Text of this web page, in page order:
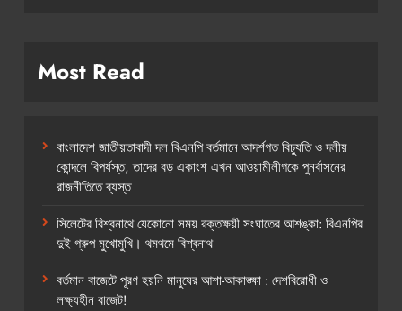
Most Read
বাংলাদেশ জাতীয়তাবাদী দল বিএনপি বর্তমানে আদর্শগত বিচ্যুতি ও দলীয়
কোন্দলে বিপর্যস্ত, তাদের বড় একাংশ এখন আওয়ামীলীগকে পুনর্বাসনের
রাজনীতিতে ব্যস্ত
সিলেটের বিশ্বনাথে যেকোনো সময় রক্তক্ষয়ী সংঘাতের আশঙ্কা: বিএনপির
দুই গ্রুপ মুখোমুখি। থমথমে বিশ্বনাথ
বর্তমান বাজেটে পূরণ হয়নি মানুষের আশা-আকাঙ্ক্ষা : দেশবিরোধী ও
লক্ষ্যহীন বাজেট!